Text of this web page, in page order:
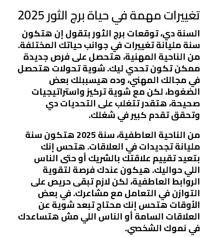
تغييرات مهمة في حياة برج الثور 2025
السنة دي، توقعات برج الثور بتقول إن هتكون
سنة مليانة تغييرات في جوانب حياتك المختلفة.
من الناحية المهنية، هتحصل على فرص جديدة
ممكن تكون تحدي ليك. شوية تحولات هتحصل
في مجالك المهني، وده هيسببلك بعض
الضغوط، لكن مع شوية تركيز واستراتيجيات
صحيحة، هتقدر تتغلب على التحديات دي
وتحقق تقدم كبير في شغلك.
من الناحية العاطفية، سنة 2025 هتكون سنة
مليانة تجديدات في العلاقات. هتحس إنك
بتعيد تقييم علاقتك بالشريك أو حتى الناس
اللي حواليك. هيكون عندك فرصة لتقوية
الروابط العاطفية، لكن لازم تبقى حريص على
التوازن في التعامل مع مشاعرك. في بعض
الأوقات هتحس إنك محتاج تبعد شوية عن
العلاقات السامة أو الناس اللي مش هتساعدك
في نموك الشخصي.